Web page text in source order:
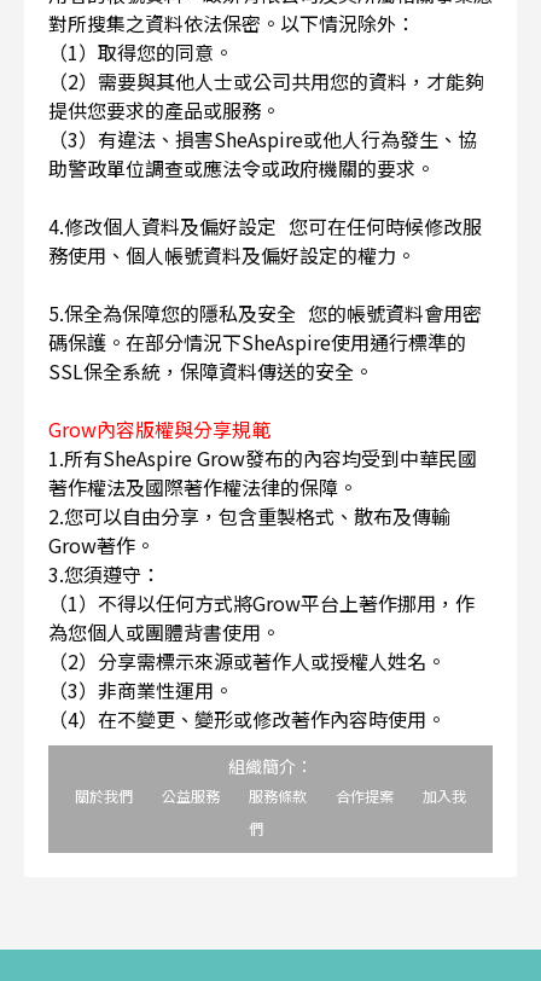
對所搜集之資料依法保密。以下情況除外：
（1）取得您的同意。
（2）需要與其他人士或公司共用您的資料，才能夠
提供您要求的產品或服務。
（3）有違法、損害SheAspire或他人行為發生、協
助警政單位調查或應法令或政府機關的要求。
4.修改個人資料及偏好設定 您可在任何時候修改服
務使用、個人帳號資料及偏好設定的權力。
5.保全為保障您的隱私及安全 您的帳號資料會用密
碼保護。在部分情況下SheAspire使用通行標準的
SSL保全系統，保障資料傳送的安全。
Grow內容版權與分享規範
1.所有SheAspire Grow發布的內容均受到中華民國
著作權法及國際著作權法律的保障。
2.您可以自由分享，包含重製格式、散布及傳輸
Grow著作。
3.您須遵守：
（1）不得以任何方式將Grow平台上著作挪用，作
為您個人或團體背書使用。
（2）分享需標示來源或著作人或授權人姓名。
（3）非商業性運用。
（4）在不變更、變形或修改著作內容時使用。
組織簡介：
關於我們 公益服務 服務條款 合作提案
加入我
們